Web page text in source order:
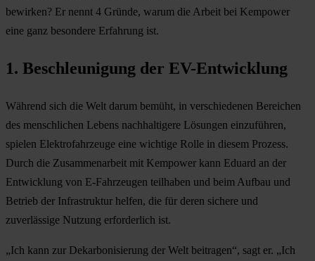
bewirken? Er nennt 4 Gründe, warum die Arbeit bei Kempower
eine ganz besondere Erfahrung ist.
1. Beschleunigung der EV-Entwicklung
Während sich die Welt darum bemüht, in verschiedenen Bereichen
des menschlichen Lebens nachhaltigere Lösungen einzuführen,
spielen Elektrofahrzeuge eine wichtige Rolle in diesem Prozess.
Durch die Zusammenarbeit mit Kempower kann Eduard an der
Entwicklung von E-Fahrzeugen teilhaben und beim Aufbau und
Betrieb der Infrastruktur helfen, die für deren sichere und
zuverlässige Nutzung erforderlich ist.
„Ich kann zur Dekarbonisierung der Welt beitragen“, sagt er. „Ich